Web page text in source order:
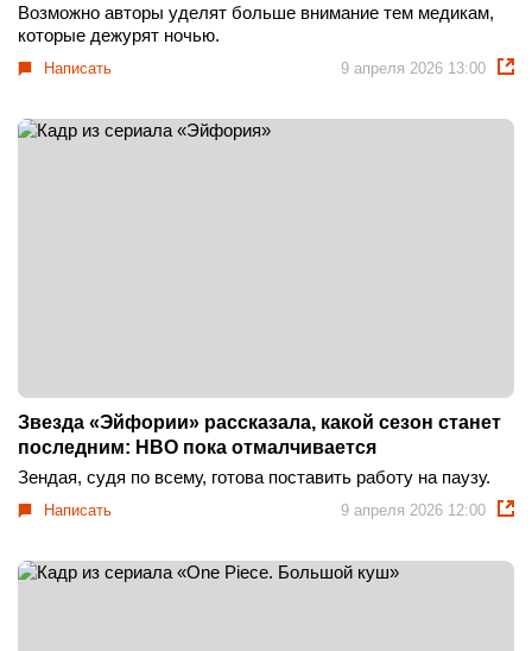
Возможно авторы уделят больше внимание тем медикам,
которые дежурят ночью.
Написать 9 апреля 2026 13:00
Звезда «Эйфории» рассказала, какой сезон станет
последним: HBO пока отмалчивается
Зендая, судя по всему, готова поставить работу на паузу.
Написать 9 апреля 2026 12:00